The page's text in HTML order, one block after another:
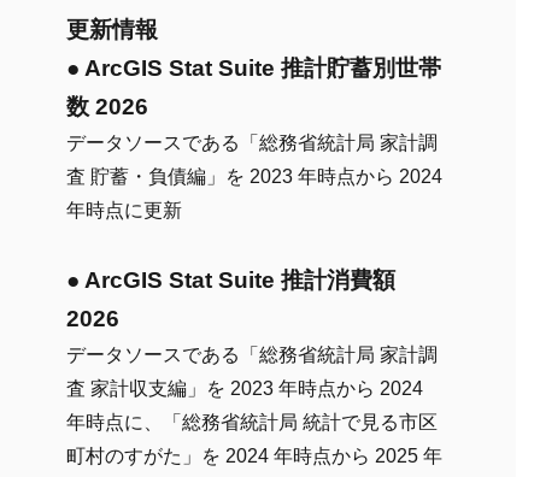
更新情報
● ArcGIS Stat Suite 推計貯蓄別世帯
数 2026
データソースである「総務省統計局 家計調
査 貯蓄・負債編」を 2023 年時点から 2024
年時点に更新
● ArcGIS Stat Suite 推計消費額
2026
データソースである「総務省統計局 家計調
査 家計収支編」を 2023 年時点から 2024
年時点に、「総務省統計局 統計で見る市区
町村のすがた」を 2024 年時点から 2025 年